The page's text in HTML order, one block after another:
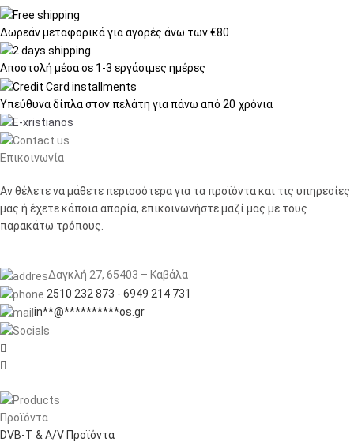
Δωρεάν μεταφορικάγια αγορές άνω των €80
Αποστολή μέσα σε 1-3 εργάσιμες ημέρες
Υπεύθυνα δίπλα στον πελάτη για πάνω από 20 χρόνια
Επικοινωνία
Αν θέλετε να μάθετε περισσότερα για τα προϊόντα και τις υπηρεσίες
μας ή έχετε κάποια απορία, επικοινωνήστε μαζί μας με τους
παρακάτω τρόπους.
Δαγκλή 27, 65403 – Καβάλα
2510 232 873 - 6949 214 731
in**@**********os.gr


Προϊόντα
DVB-T & A/V Προϊόντα